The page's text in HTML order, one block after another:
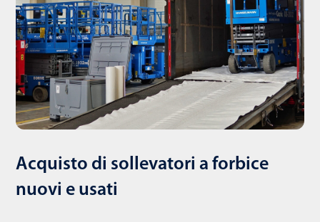
Acquisto di sollevatori a forbice
nuovi e usati